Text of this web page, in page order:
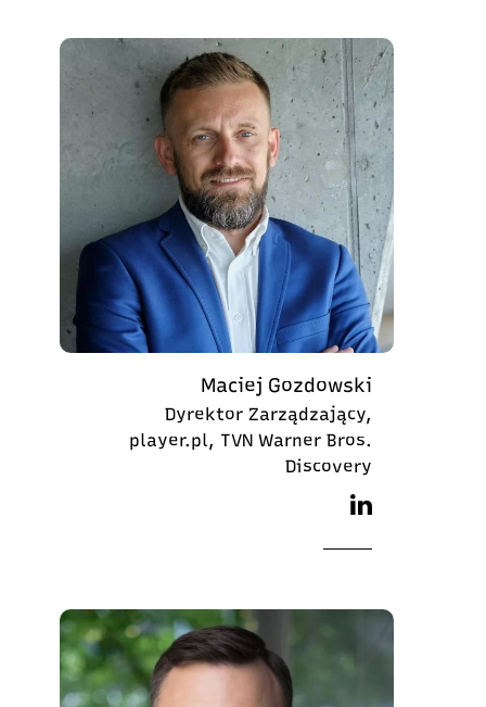
Maciej Gozdowski
Dyrektor Zarządzający,
player.pl, TVN Warner Bros.
Discovery